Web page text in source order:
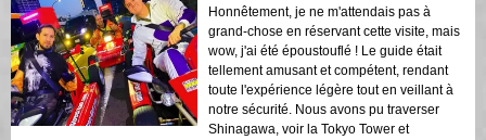
Honnêtement, je ne m'attendais pas à
grand-chose en réservant cette visite, mais
wow, j'ai été époustouflé ! Le guide était
tellement amusant et compétent, rendant
toute l'expérience légère tout en veillant à
notre sécurité. Nous avons pu traverser
Shinagawa, voir la Tokyo Tower et